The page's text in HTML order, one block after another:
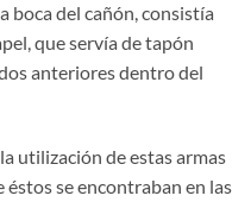
boca del cañón, consistía
que servía de tapón
anteriores dentro del
utilización de estas armas
éstos se encontraban en las